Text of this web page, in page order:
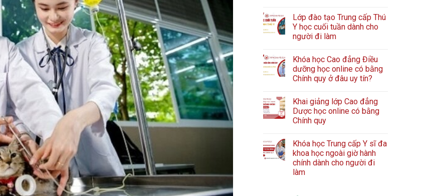
Lớp đào tạo Trung cấp Thú
Y học cuối tuần dành cho
người đi làm
Khóa học Cao đẳng Điều
dưỡng học online có bằng
Chính quy ở đâu uy tín?
Khai giảng lớp Cao đẳng
Dược học online có bằng
Chính quy
Khóa học Trung cấp Y sĩ đa
khoa học ngoài giờ hành
chính dành cho người đi
làm